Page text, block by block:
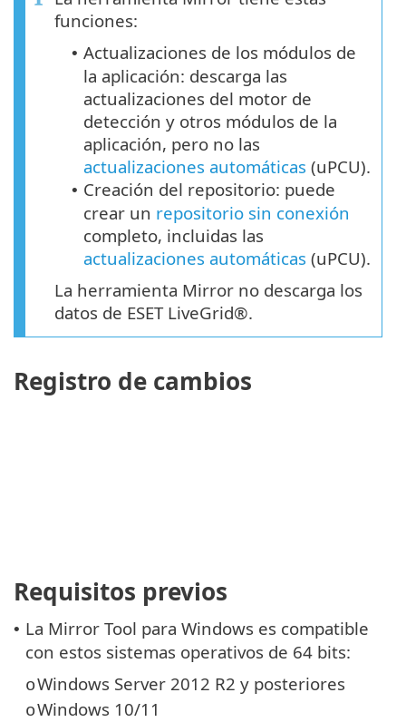
funciones:
• Actualizaciones de los módulos de
la aplicación: descarga las
actualizaciones del motor de
detección y otros módulos de la
aplicación, pero no las
actualizaciones automáticas (uPCU).
• Creación del repositorio: puede
crear un repositorio sin conexión
completo, incluidas las
actualizaciones automáticas (uPCU).
La herramienta Mirror no descarga los
datos de ESET LiveGrid®.
Registro de cambios
Requisitos previos
• La Mirror Tool para Windows es compatible
con estos sistemas operativos de 64 bits:
oWindows Server 2012 R2 y posteriores
oWindows 10/11